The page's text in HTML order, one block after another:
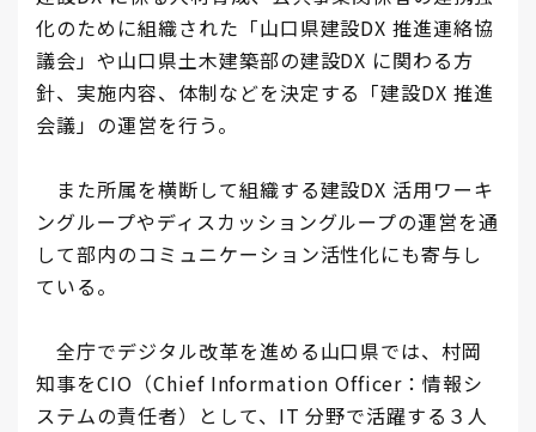
化のために組織された「山口県建設DX 推進連絡協
議会」や山口県土木建築部の建設DX に関わる方
針、実施内容、体制などを決定する「建設DX 推進
会議」の運営を行う。
また所属を横断して組織する建設DX 活用ワーキ
ングループやディスカッショングループの運営を通
して部内のコミュニケーション活性化にも寄与し
ている。
全庁でデジタル改革を進める山口県では、村岡
知事をCIO（Chief Information Officer：情報シ
ステムの責任者）として、IT 分野で活躍する３人